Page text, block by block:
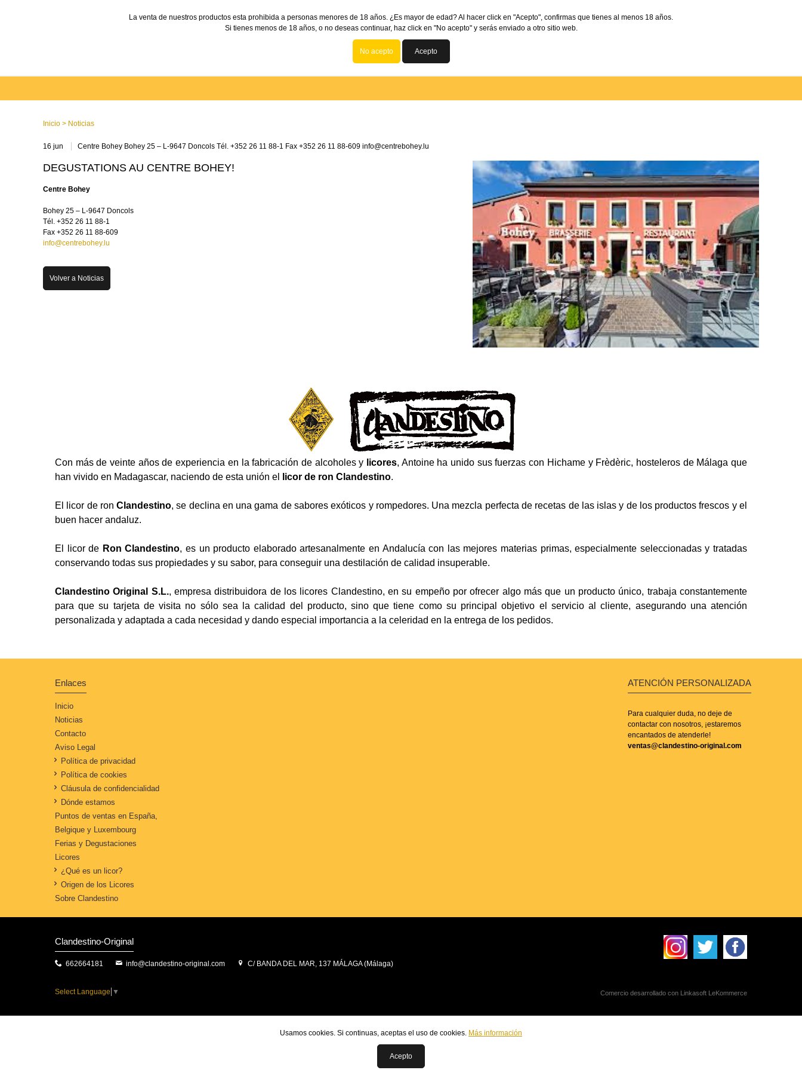
Usamos cookies. Si continuas, aceptas el uso de cookies. Más información
Acepto
La venta de nuestros productos esta prohibida a personas menores de 18 años. ¿Es mayor de edad? Al hacer click en "Acepto", confirmas que tienes al menos 18 años.
Si tienes menos de 18 años, o no deseas continuar, haz click en "No acepto" y serás enviado a otro sitio web.
No acepto Acepto
Inicio > Noticias
16 jun Centre Bohey Bohey 25 – L-9647 Doncols Tél. +352 26 11 88-1 Fax +352 26 11 88-609 info@centrebohey.lu
DEGUSTATIONS AU CENTRE BOHEY!
Centre Bohey
Bohey 25 – L-9647 Doncols
Tél. +352 26 11 88-1
Fax +352 26 11 88-609
info@centrebohey.lu
Volver a Noticias
Con más de veinte años de experiencia en la fabricación de alcoholes y licores, Antoine ha unido sus fuerzas con Hichame y Frèdèric, hosteleros de Málaga que
han vivido en Madagascar, naciendo de esta unión el
licor de ron Clandestino.
El licor de ronClandestino, se declina en una gama de sabores exóticos y rompedores. Una mezcla perfecta de recetas de las islas y de los productos frescos y el
buen hacer andaluz.
El licor de Ron Clandestino, es un producto elaborado artesanalmente en Andalucía con las mejores materias primas, especialmente seleccionadas y tratadas
conservando todas sus propiedades y su sabor, para conseguir una destilación de calidad insuperable.
Clandestino Original S.L., empresa distribuidora de los licores Clandestino, en su empeño por ofrecer algo más que un producto único, trabaja constantemente
para que su tarjeta de visita no sólo sea la calidad del producto, sino que tiene como su principal objetivo el servicio al cliente, asegurando una atención
personalizada y adaptada a cada necesidad y dando especial importancia a la celeridad en la entrega de los pedidos.
Enlaces
Inicio
Noticias
Contacto
Aviso Legal
Política de privacidad
Política de cookies
Cláusula de confidencialidad
Dónde estamos
Puntos de ventas en España,
Belgique y Luxembourg
Ferias y Degustaciones
Licores
¿Qué es un licor?
Origen de los Licores
Sobre Clandestino
ATENCIÓN PERSONALIZADA
Para cualquier duda, no deje de
contactar con nosotros, ¡estaremos
encantados de atenderle!
ventas@clandestino-original.com
Clandestino-Original
662664181 info@clandestino-original.com C/ BANDA DEL MAR, 137 MÁLAGA (Málaga)
Select Language ▼ Comercio desarrollado con Linkasoft LeKommerce